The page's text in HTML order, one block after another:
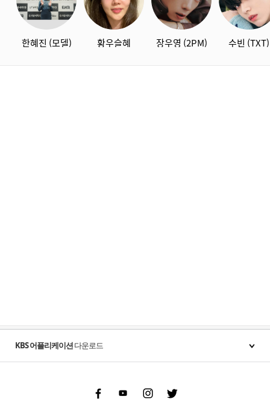
한혜진 (모델) 황우슬혜 장우영 (2PM) 수빈 (TXT)
KBS 어플리케이션다운로드
FacebookYoutubeInstgram Twitter